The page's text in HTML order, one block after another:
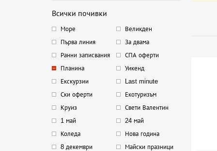
Всички почивки
Море
Великден
Първа линия
За двама
Ранни записвания
СПА оферти
Планина
Уикенд
Екскурзии
Last minute
Ски оферти
Екотуризъм
Круиз
Свети Валентин
1 май
24 май
Коледа
Нова година
8 декември
Майски празници